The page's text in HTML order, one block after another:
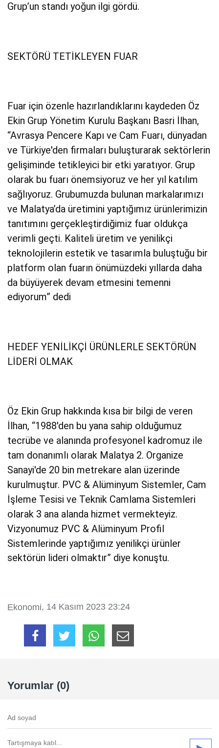
Grup’un standı yoğun ilgi gördü.
SEKTÖRÜ TETİKLEYEN FUAR
Fuar için özenle hazırlandıklarını kaydeden Öz
Ekin Grup Yönetim Kurulu Başkanı Basri İlhan,
“Avrasya Pencere Kapı ve Cam Fuarı, dünyadan
ve Türkiye'den firmaları buluşturarak sektörlerin
gelişiminde tetikleyici bir etki yaratıyor. Grup
olarak bu fuarı önemsiyoruz ve her yıl katılım
sağlıyoruz. Grubumuzda bulunan markalarımızı
ve Malatya’da üretimini yaptığımız ürünlerimizin
tanıtımını gerçekleştirdiğimiz fuar oldukça
verimli geçti. Kaliteli üretim ve yenilikçi
teknolojilerin estetik ve tasarımla buluştuğu bir
platform olan fuarın önümüzdeki yıllarda daha
da büyüyerek devam etmesini temenni
ediyorum” dedi
HEDEF YENİLİKÇİ ÜRÜNLERLE SEKTÖRÜN
LİDERİ OLMAK
Öz Ekin Grup hakkında kısa bir bilgi de veren
İlhan, “1988'den bu yana sahip olduğumuz
tecrübe ve alanında profesyonel kadromuz ile
tam donanımlı olarak Malatya 2. Organize
Sanayi'de 20 bin metrekare alan üzerinde
kurulmuştur. PVC & Alüminyum Sistemler, Cam
İşleme Tesisi ve Teknik Camlama Sistemleri
olarak 3 ana alanda hizmet vermekteyiz.
Vizyonumuz PVC & Alüminyum Profil
Sistemlerinde yaptığımız yenilikçi ürünler
sektörün lideri olmaktır” diye konuştu.
Ekonomi, 14 Kasım 2023 23:24
Yorumlar (0)